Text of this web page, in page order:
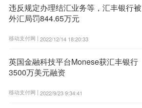
违反规定办理结汇业务等，汇丰银行被
外汇局罚844.65万元
移动支付网 | 2022/12/14 18:20:33
英国金融科技平台Monese获汇丰银行
3500万美元融资
移动支付网 | 2022/9/23 9:34:41